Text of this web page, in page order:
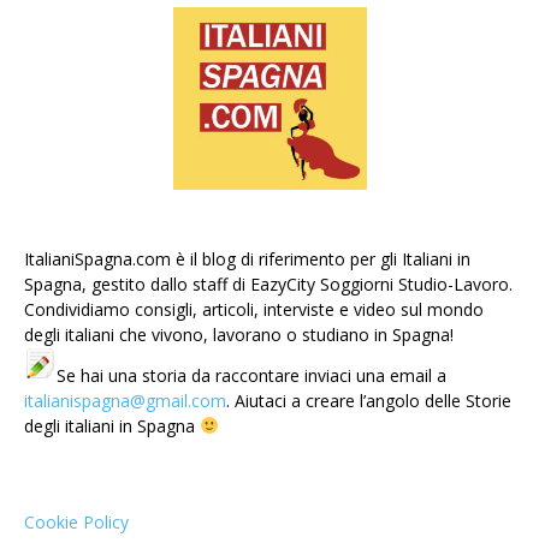
ItalianiSpagna.com è il blog di riferimento per gli Italiani in
Spagna, gestito dallo staff di EazyCity Soggiorni Studio-Lavoro.
Condividiamo consigli, articoli, interviste e video sul mondo
degli italiani che vivono, lavorano o studiano in Spagna!
Se hai una storia da raccontare inviaci una email a
italianispagna@gmail.com. Aiutaci a creare l’angolo delle Storie
degli italiani in Spagna
Cookie Policy